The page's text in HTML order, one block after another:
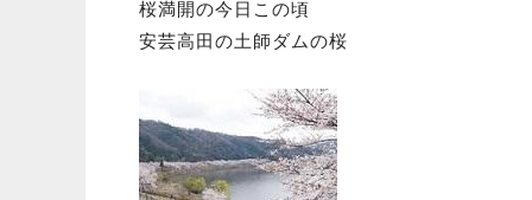
桜満開の今日この頃
安芸高田の土師ダムの桜